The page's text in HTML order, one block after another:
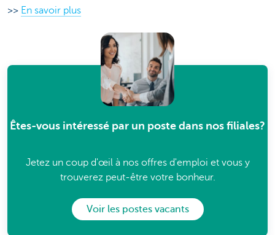
>> En savoir plus
Êtes-vous intéressé par un poste dans nos filiales?
Jetez un coup d'œil à nos offres d'emploi et vous y
trouverez peut-être votre bonheur.
Voir les postes vacants